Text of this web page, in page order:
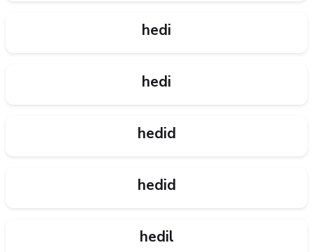
hedi
hedi
hedid
hedid
hedil